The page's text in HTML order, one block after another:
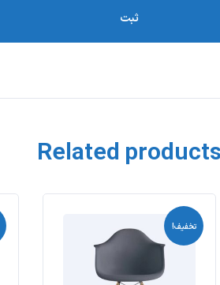
Related products
تخفیف!